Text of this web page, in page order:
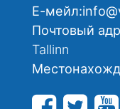
Е-мейл:
Почтовый
Tallinn